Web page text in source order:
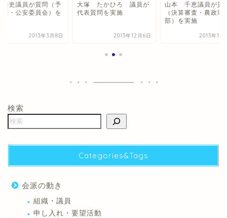
雅史議員が質問（予
査・公安委員会）を
2013年3月8日
大塚 たかひろ 議員が
代表質問を実施
2013年12月6日
山本 千恵議員が質
（決算審査・農政環
部）を実施
2013年10
検索
Categories&Tags
会派の動き
組織・議員
申し入れ・要望活動